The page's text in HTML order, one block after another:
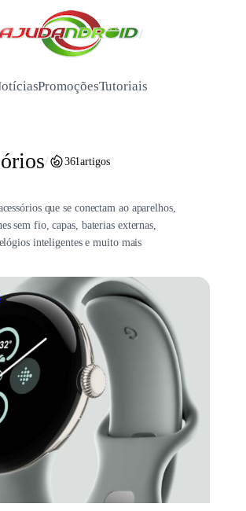
/
PromoçõesTutoriais
/ 361artigos
que se conectam ao aparelhos,
sem fio, capas, baterias externas,
inteligentes e muito mais